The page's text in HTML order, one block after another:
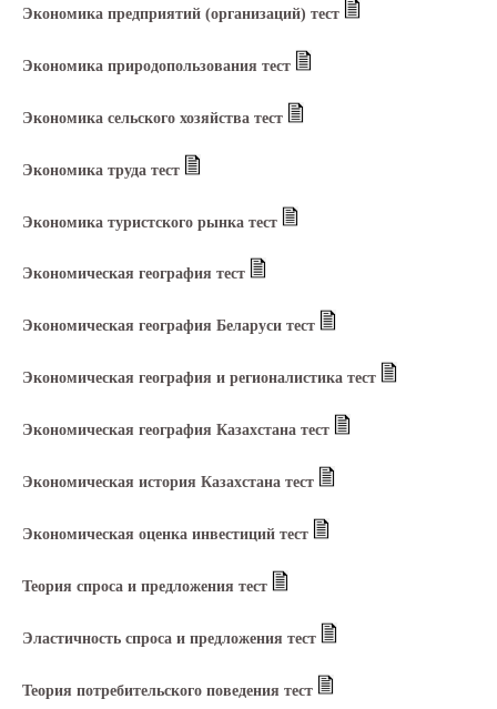
Экономика предприятий (организаций) тест
Экономика природопользования тест
Экономика сельского хозяйства тест
Экономика труда тест
Экономика туристского рынка тест
Экономическая география тест
Экономическая география Беларуси тест
Экономическая география и регионалистика тест
Экономическая география Казахстана тест
Экономическая история Казахстана тест
Экономическая оценка инвестиций тест
Теория спроса и предложения тест
Эластичность спроса и предложения тест
Теория потребительского поведения тест